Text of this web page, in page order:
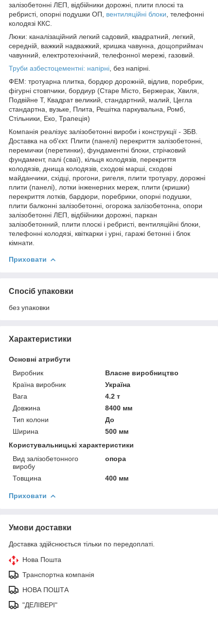
залізобетонні ЛЕП, відбійники дорожні, плити плоскі та
ребристі, опорні подушки ОП, вентиляційні блоки , телефонні
колодязі ККС.
Люки: каналізаційний легкий садовий, квадратний, легкий,
середній, важкий надважкий, кришка чавунна, дощоприймач
чавунний, електротехнічний, телефонної мережі, газовий.
Труби азбестоцементні: напірні , без напірні.
ФЕМ: тротуарна плитка, бордюр дорожній, відлив, поребрик,
фігурні стовпчики, бордиур (Старе Місто, Бержерак, Хвиля,
Подвійне Т, Квадрат великий, стандартний, малий, Цегла
стандартна, вузьке, Плита, Решітка паркувальна, Ромб,
Стільники, Еко, Трапеція)
Компанія реалізує залізобетонні вироби і конструкції - ЗБВ.
Доставка на об'єкт. Плити (панелі) перекриття залізобетонні,
перемички (перетинки), фундаментні блоки, стрічковий
фундамент, палі (сваї), кільця колодязів, перекриття
колодязів, днища колодязів, сходові марші, сходові
майданчики, східці, прогони, ригеля, плити тротуару, дорожні
плити (панелі), лотки інженерних мереж, плити (кришки)
перекриття лотків, бардюри, поребрики, опорні подушки,
плити балконні залізобетонні, огорожа залізобетонна, опори
залізобетонні ЛЕП, відбійники дорожні, паркан
залізобетонний, плити плоскі і ребристі, вентиляційні блоки,
телефонні колодязі, квіткарки і урні, гаражі бетонні і блок
кімнати.
Приховати
Спосіб упаковки
без упаковки
Характеристики
Основні атрибути
Виробник
Власне виробництво
Країна виробник
Україна
Вага
4.2 т
Довжина
8400 мм
Тип колони
До
Ширина
500 мм
Користувальницькі характеристики
Вид залізобетонного
виробу
опора
Товщина 400 мм
Приховати
Умови доставки
Доставка здійснюється тільки по передоплаті.
Нова Пошта
Транспортна компанія
НОВА ПОШТА
"ДЕЛІВЕРІ"